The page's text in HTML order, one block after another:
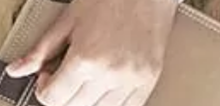
撮影 / 映像編集
制作実績
Blog